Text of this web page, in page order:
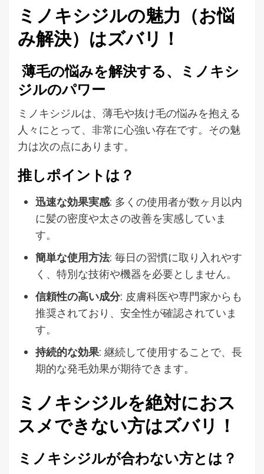
ミノキシジルの魅力（お悩
み解決）はズバリ！
薄毛の悩みを解決する、ミノキシ
ジルのパワー
ミノキシジルは、薄毛や抜け毛の悩みを抱える
人々にとって、非常に心強い存在です。その魅
力は次の点にあります。
推しポイントは？
迅速な効果実感: 多くの使用者が数ヶ月以内
に髪の密度や太さの改善を実感していま
す。
簡単な使用方法: 毎日の習慣に取り入れやす
く、特別な技術や機器を必要としません。
信頼性の高い成分: 皮膚科医や専門家からも
推奨されており、安全性が確認されていま
す。
持続的な効果: 継続して使用することで、長
期的な発毛効果が期待できます。
ミノキシジルを絶対におス
スメできない方はズバリ！
ミノキシジルが合わない方とは？